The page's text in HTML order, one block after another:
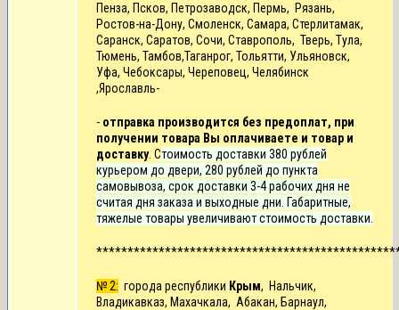
Пенза, Псков, Петрозаводск, Пермь, Рязань,
Ростов-на-Дону, Смоленск, Самара, Стерлитамак,
Саранск, Саратов, Сочи, Ставрополь, Тверь, Тула,
Тюмень, Тамбов,Таганрог, Тольятти, Ульяновск,
Уфа, Чебоксары, Череповец, Челябинск
,Ярославль-
- отправка производится без предоплат, при
получении товара Вы оплачиваете и товар и
доставку. Стоимость доставки 380 рублей
курьером до двери, 280 рублей до пункта
самовывоза, срок доставки 3-4 рабочих дня не
считая дня заказа и выходные дни. Габаритные,
тяжелые товары увеличивают стоимость доставки.
№ 2: города республики Крым, Нальчик,
Владикавказ, Махачкала, Абакан, Барнаул,